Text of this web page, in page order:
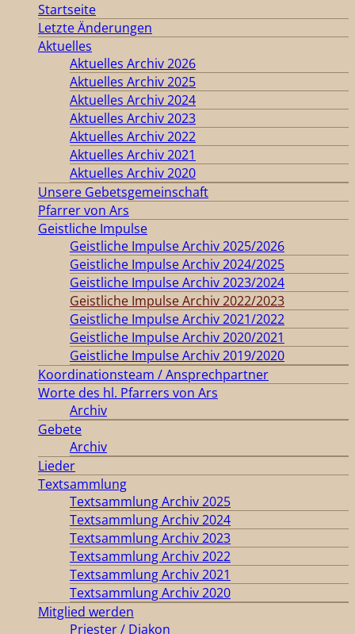
Startseite
Letzte Änderungen
Aktuelles
Aktuelles Archiv 2026
Aktuelles Archiv 2025
Aktuelles Archiv 2024
Aktuelles Archiv 2023
Aktuelles Archiv 2022
Aktuelles Archiv 2021
Aktuelles Archiv 2020
Unsere Gebetsgemeinschaft
Pfarrer von Ars
Geistliche Impulse
Geistliche Impulse Archiv 2025/2026
Geistliche Impulse Archiv 2024/2025
Geistliche Impulse Archiv 2023/2024
Geistliche Impulse Archiv 2022/2023
Geistliche Impulse Archiv 2021/2022
Geistliche Impulse Archiv 2020/2021
Geistliche Impulse Archiv 2019/2020
Koordinationsteam / Ansprechpartner
Worte des hl. Pfarrers von Ars
Archiv
Gebete
Archiv
Lieder
Textsammlung
Textsammlung Archiv 2025
Textsammlung Archiv 2024
Textsammlung Archiv 2023
Textsammlung Archiv 2022
Textsammlung Archiv 2021
Textsammlung Archiv 2020
Mitglied werden
Priester / Diakon